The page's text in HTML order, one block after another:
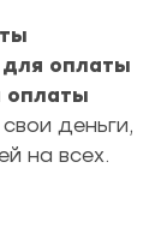
для оплаты
оплаты
деньги,
на всех.